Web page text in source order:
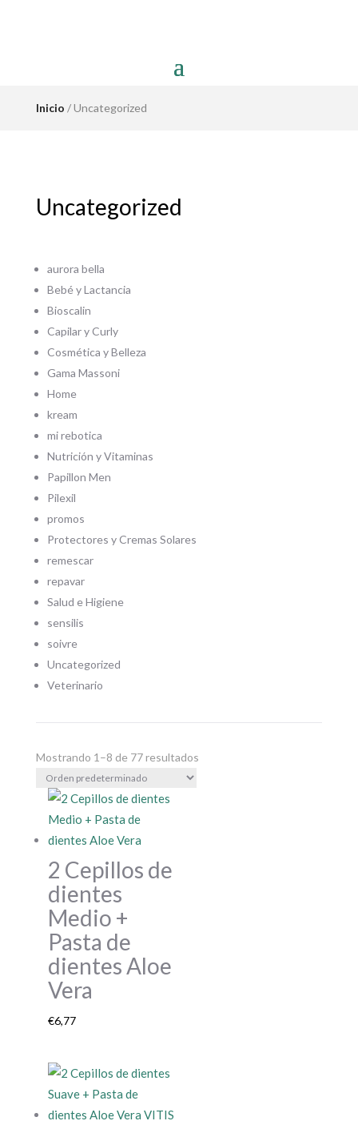
Inicio / Uncategorized
Uncategorized
aurora bella
Bebé y Lactancia
Bioscalin
Capilar y Curly
Cosmética y Belleza
Gama Massoni
Home
kream
mi rebotica
Nutrición y Vitaminas
Papillon Men
Pilexil
promos
Protectores y Cremas Solares
remescar
repavar
Salud e Higiene
sensilis
soivre
Uncategorized
Veterinario
Mostrando 1–8 de 77 resultados
2 Cepillos de
dientes
Medio +
Pasta de
dientes Aloe
Vera
€6,77